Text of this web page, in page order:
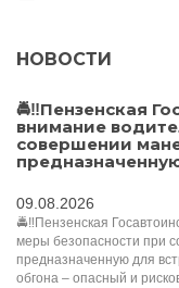
НОВОСТИ
🚔‼️Пензенская
внимание
совершении
09.08.2026
🚔‼️Пензенская
меры безопасности при
предназначенную для
обгона – опасный и